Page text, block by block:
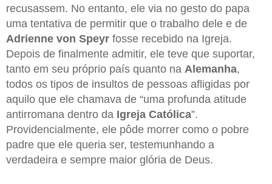
recusassem. No entanto, ele via no gesto do papa
uma tentativa de permitir que o trabalho dele e de
Adrienne von Speyr fosse recebido na Igreja.
Depois de finalmente admitir, ele teve que suportar,
tanto em seu próprio país quanto na Alemanha,
todos os tipos de insultos de pessoas afligidas por
aquilo que ele chamava de “uma profunda atitude
antirromana dentro da Igreja Católica”.
Providencialmente, ele pôde morrer como o pobre
padre que ele queria ser, testemunhando a
verdadeira e sempre maior glória de Deus.